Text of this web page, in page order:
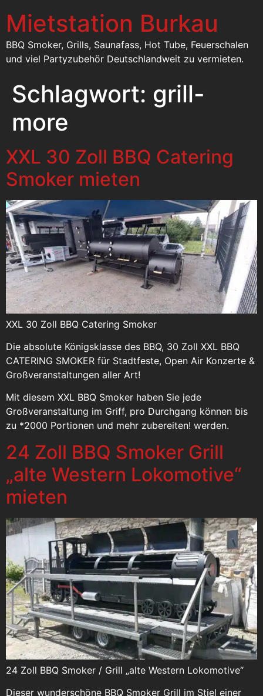
Mietstation Burkau
BBQ Smoker, Grills, Saunafass, Hot Tube, Feuerschalen
und viel Partyzubehör Deutschlandweit zu vermieten.
Schlagwort: grill-
more
XXL 30 Zoll BBQ Catering
Smoker mieten
XXL 30 Zoll BBQ Catering Smoker
Die absolute Königsklasse des BBQ, 30 Zoll XXL BBQ
CATERING SMOKER für Stadtfeste, Open Air Konzerte &
Großveranstaltungen aller Art!
Mit diesem XXL BBQ Smoker haben Sie jede
Großveranstaltung im Griff, pro Durchgang können bis
zu *2000 Portionen und mehr zubereiten! werden.
24 Zoll BBQ Smoker Grill
„alte Western Lokomotive“
mieten
24 Zoll BBQ Smoker / Grill „alte Western Lokomotive“
Dieser wunderschöne BBQ Smoker Grill im Stiel einer